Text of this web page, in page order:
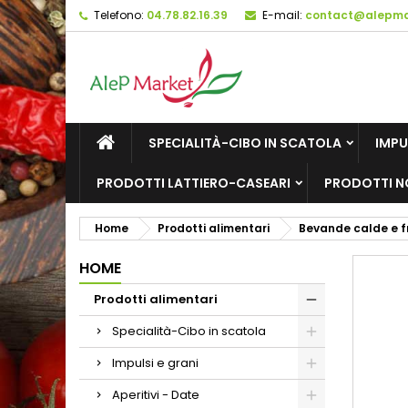
Telefono: 04.78.82.16.39 E-mail:
SPECIALITÀ-CIBO IN SCATOLA
PRODOTTI LATTIERO-CASEARI PRODOTTI
Home Prodotti alimentari Bevande calde e
HOME
Prodotti alimentari
Specialità-Cibo in scatola
Impulsi e grani
Aperitivi - Date